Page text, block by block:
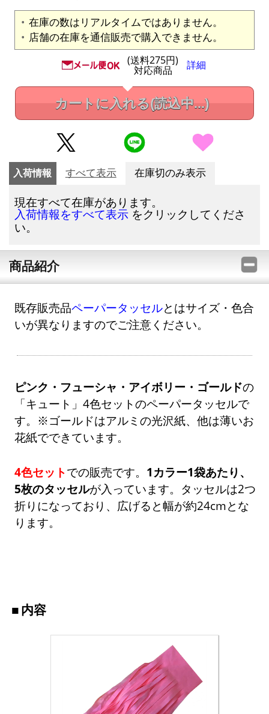
在庫の数はリアルタイムではありません。
店舗の在庫を通信販売で購入できません。
(送料275円)
対応商品 詳細
カートに入れる(読込中...)
入荷情報 すべて表示 在庫切のみ表示
現在すべて在庫があります。
入荷情報をすべて表示 をクリックしてくださ
い。
商品紹介
既存販売品ペーパータッセルとはサイズ・色合
いが異なりますのでご注意ください。
ピンク・フューシャ・アイボリー・ゴールドの
「キュート」4色セットのペーパータッセルで
す。※ゴールドはアルミの光沢紙、他は薄いお
花紙でできています。
4色セットでの販売です。 1カラー1袋あたり、
5枚のタッセルが入っています。タッセルは2つ
折りになっており、広げると幅が約24cmとな
ります。
内容